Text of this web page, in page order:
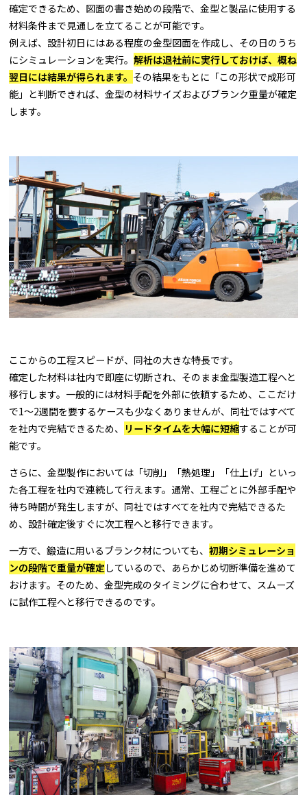
確定できるため、図面の書き始めの段階で、金型と製品に使用する
材料条件まで見通しを立てることが可能です。
例えば、設計初日にはある程度の金型図面を作成し、その日のうち
にシミュレーションを実行。解析は退社前に実行しておけば、概ね
翌日には結果が得られます。 その結果をもとに「この形状で成形可
能」と判断できれば、金型の材料サイズおよびブランク重量が確定
します。
ここからの工程スピードが、同社の大きな特長です。
確定した材料は社内で即座に切断され、そのまま金型製造工程へと
移行します。一般的には材料手配を外部に依頼するため、ここだけ
で1～2週間を要するケースも少なくありませんが、同社ではすべて
を社内で完結できるため、 リードタイムを大幅に短縮することが可
能です。
さらに、金型製作においては「切削」「熱処理」「仕上げ」といっ
た各工程を社内で連続して行えます。通常、工程ごとに外部手配や
待ち時間が発生しますが、同社ではすべてを社内で完結できるた
め、設計確定後すぐに次工程へと移行できます。
一方で、鍛造に用いるブランク材についても、初期シミュレーショ
ンの段階で重量が確定しているので、あらかじめ切断準備を進めて
おけます。そのため、金型完成のタイミングに合わせて、スムーズ
に試作工程へと移行できるのです。